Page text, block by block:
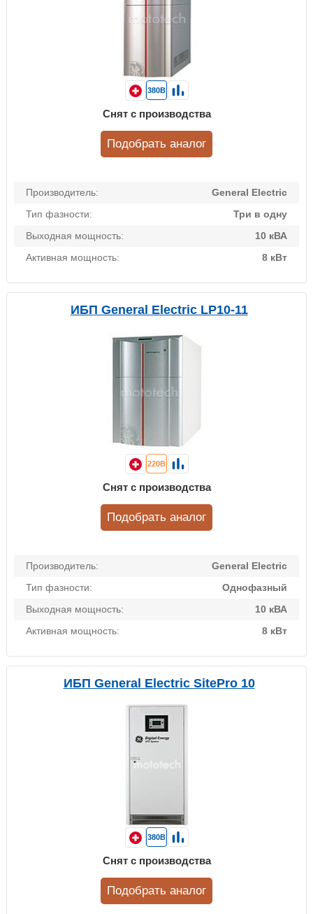
Производитель:
General Electric
Тип фазности:
Три в одну
Выходная мощность:
10 кВА
Активная мощность:
8 кВт
380В
Снят с производства
Подобрать аналог
ИБП General Electric LP10-11
Производитель:
General Electric
Тип фазности:
Однофазный
Выходная мощность:
10 кВА
Активная мощность:
8 кВт
220В
Снят с производства
Подобрать аналог
ИБП General Electric SitePro 10
380В
Снят с производства
Подобрать аналог